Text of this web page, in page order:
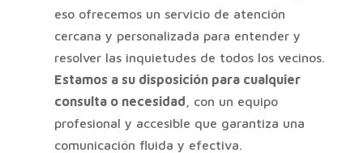
eso ofrecemos un servicio de atención
cercana y personalizada para entender y
resolver las inquietudes de todos los vecinos.
Estamos a su disposición para cualquier
consulta o necesidad , con un equipo
profesional y accesible que garantiza una
comunicación fluida y efectiva.